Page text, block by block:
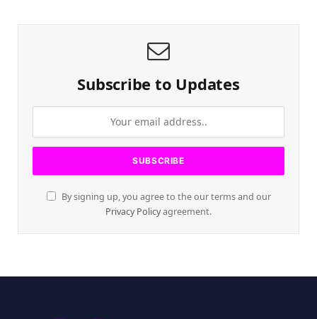
Subscribe to Updates
By signing up, you agree to the our terms and our
Privacy Policyagreement.